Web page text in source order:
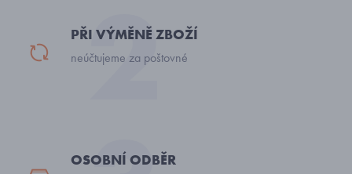
PŘI VÝMĚNĚ ZBOŽÍ
neúčtujeme za poštovné
OSOBNÍ ODBĚR